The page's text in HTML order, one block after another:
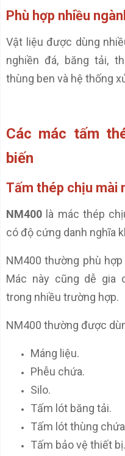
Phù hợp nhiều
Vật liệu được dùng
nghiền đá, băng tải,
thùng ben và hệ thống
Các mác tấm
biến
Tấm thép chịu mài
NM400 là mác thép
có độ cứng danh nghĩa
NM400 thường phù
Mác này cũng dễ gia
trong nhiều trường hợp.
NM400 thường được
Máng liệu.
Phễu chứa.
Silo.
Tấm lót băng tải.
Tấm lót thùng
Tấm bảo vệ thiết bị.